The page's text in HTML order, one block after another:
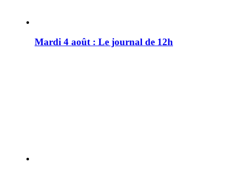
Mardi 4 août : Le journal de 12h